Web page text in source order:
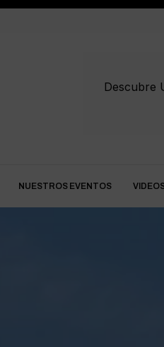
Descubre
NUESTROS EVENTOS